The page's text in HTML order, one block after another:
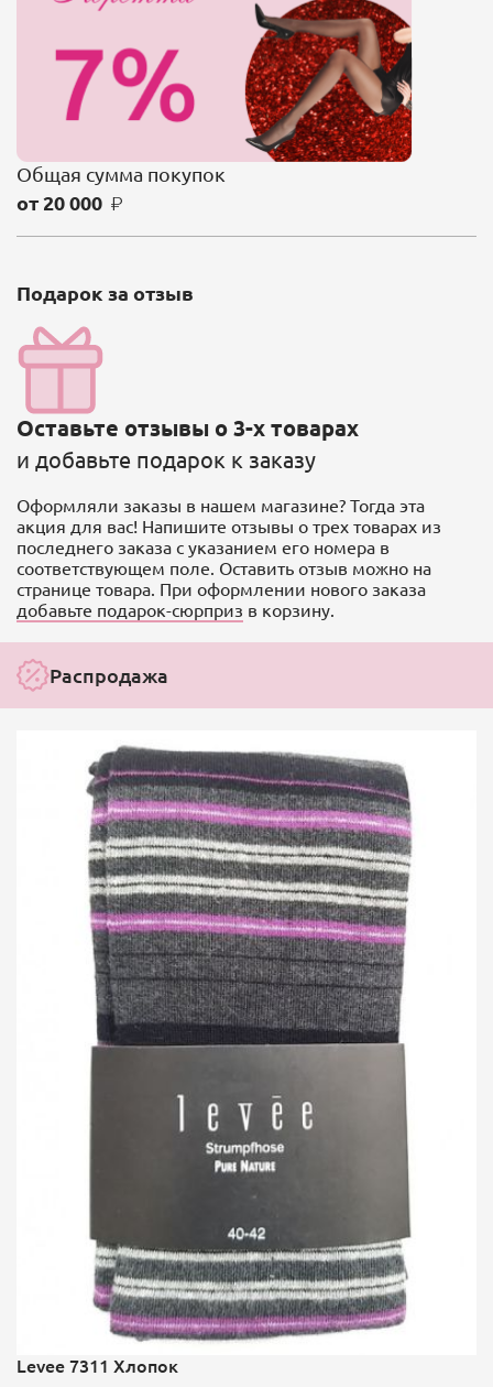
Общая сумма покупок
от20 000
Подарок за отзыв
Оставьте отзывы о 3-х товарах
и добавьте подарок к заказу
Оформляли заказы в нашем магазине? Тогда эта
акция для вас! Напишите отзывы о трех товарах из
последнего заказа с указанием его номера в
соответствующем поле. Оставить отзыв можно на
странице товара. При оформлении нового заказа
добавьте подарок-сюрприз в корзину.
Распродажа
Levee 7311 Хлопок